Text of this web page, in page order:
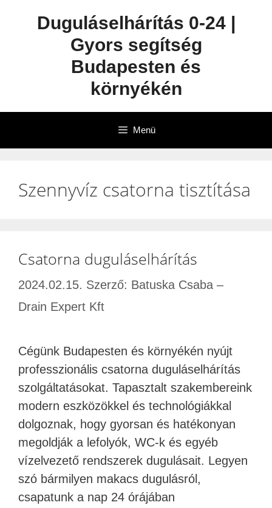
Duguláselhárítás 0-24 |
Gyors segítség
Budapesten és
környékén
Menü
Szennyvíz csatorna tisztítása
Csatorna duguláselhárítás
2024.02.15. Szerző: Batuska Csaba –
Drain Expert Kft
Cégünk Budapesten és környékén nyújt
professzionális csatorna duguláselhárítás
szolgáltatásokat. Tapasztalt szakembereink
modern eszközökkel és technológiákkal
dolgoznak, hogy gyorsan és hatékonyan
megoldják a lefolyók, WC-k és egyéb
vízelvezető rendszerek dugulásait. Legyen
szó bármilyen makacs dugulásról,
csapatunk a nap 24 órájában